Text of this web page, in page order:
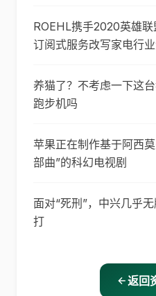
ROEHL携手2020英雄
订阅式服务改写家电行
养猫了？不考虑一下这
跑步机吗
苹果正在制作基于阿西
部曲”的科幻电视剧
面对“死刑”，中兴几乎
打
返回